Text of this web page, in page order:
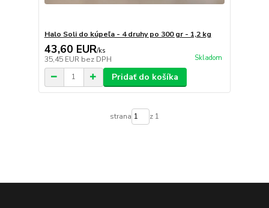
Halo Soli do kúpeľa - 4 druhy po 300 gr - 1,2 kg
43,60 EUR/ks
35,45 EUR bez DPH Skladom
Pridať do košíka
strana z 1